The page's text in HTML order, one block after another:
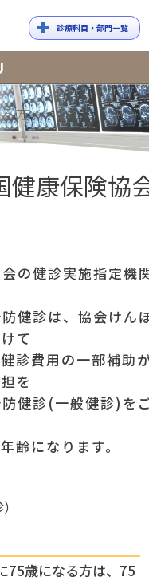
診療科目・部門一覧
方へ
健康保険協
の健診実施指定機
健診は、協会けん
て
診費用の一部補助
を
健診(一般健診)を
齢になります。
歳になる方は、75